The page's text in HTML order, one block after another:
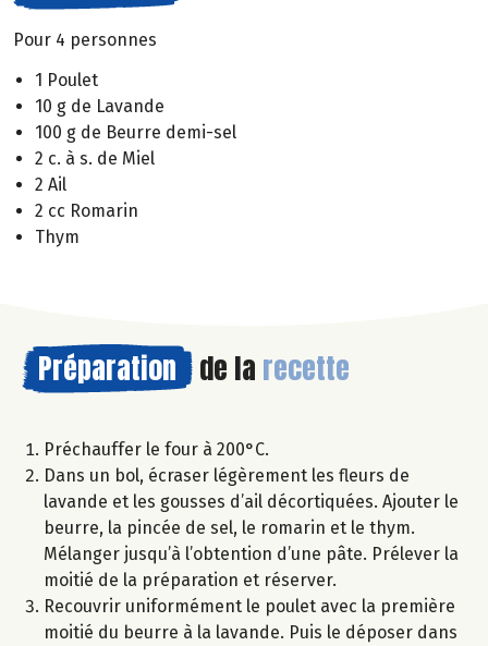
Pour 4 personnes
1 Poulet
10 g de Lavande
100 g de Beurre demi-sel
2 c. à s. de Miel
2 Ail
2 cc Romarin
Thym
Préparation de la recette
Préchauffer le four à 200°C.
Dans un bol, écraser légèrement les fleurs de
lavande et les gousses d’ail décortiquées. Ajouter le
beurre, la pincée de sel, le romarin et le thym.
Mélanger jusqu’à l’obtention d’une pâte. Prélever la
moitié de la préparation et réserver.
Recouvrir uniformément le poulet avec la première
moitié du beurre à la lavande. Puis le déposer dans